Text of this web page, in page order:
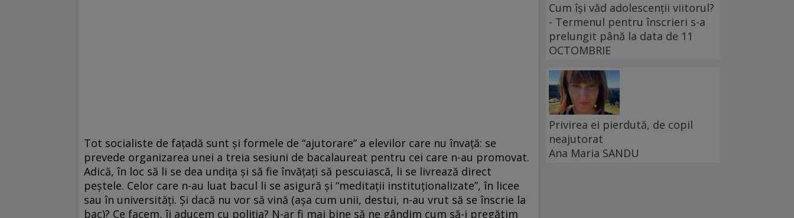
Tot socialiste de faţadă sunt şi formele de “ajutorare” a elevilor care nu învaţă: se
prevede organizarea unei a treia sesiuni de bacalaureat pentru cei care n-au promovat.
Adică, în loc să li se dea undiţa şi să fie învăţaţi să pescuiască, li se livrează direct
peştele. Celor care n-au luat bacul li se asigură şi “meditaţii instituţionalizate”, în licee
sau în universităţi. Şi dacă nu vor să vină (aşa cum unii, destui, n-au vrut să se înscrie la
bac)? Ce facem, îi aducem cu poliţia? N-ar fi mai bine să ne gândim cum să-i pregătim
Cum își văd adolescenții viitorul?
- Termenul pentru înscrieri s-a
prelungit până la data de 11
OCTOMBRIE
Privirea ei pierdută, de copil
neajutorat
Ana Maria SANDU